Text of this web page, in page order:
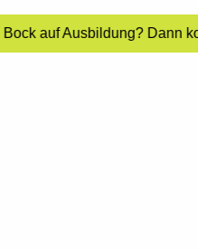
auf Ausbildung?